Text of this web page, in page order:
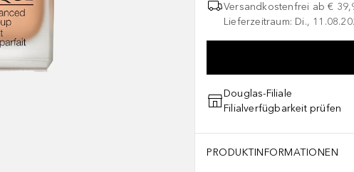
Versandkostenfrei ab €
Lieferzeitraum: Di.,
Douglas-Filiale
Filialverfügbarkeit prüfen
PRODUKTINFORMATIONEN